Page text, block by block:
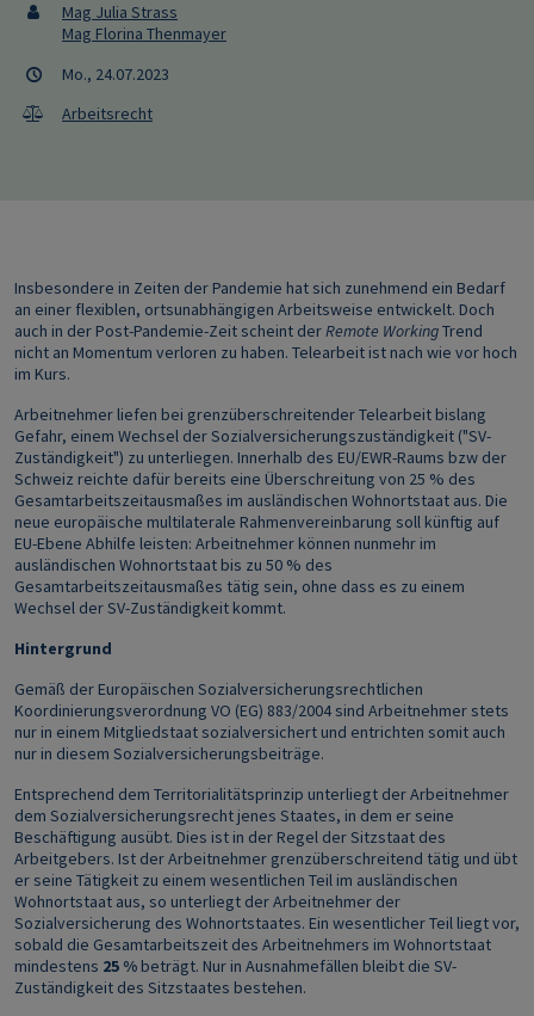
Mag Julia Strass
Mag Florina Thenmayer
Mo., 24.07.2023
Arbeitsrecht
Insbesondere in Zeiten der Pandemie hat sich zunehmend ein Bedarf
an einer flexiblen, ortsunabhängigen Arbeitsweise entwickelt. Doch
auch in der Post-Pandemie-Zeit scheint derRemote WorkingTrend
nicht an Momentum verloren zu haben. Telearbeit ist nach wie vor hoch
im Kurs.
Arbeitnehmer liefen bei grenzüberschreitender Telearbeit bislang
Gefahr, einem Wechsel der Sozialversicherungszuständigkeit ("SV-
Zuständigkeit") zu unterliegen. Innerhalb des EU/EWR-Raums bzw der
Schweiz reichte dafür bereits eine Überschreitung von 25 % des
Gesamtarbeitszeitausmaßes im ausländischen Wohnortstaat aus. Die
neue europäische multilaterale Rahmenvereinbarung soll künftig auf
EU-Ebene Abhilfe leisten: Arbeitnehmer können nunmehr im
ausländischen Wohnortstaat bis zu 50 % des
Gesamtarbeitszeitausmaßes tätig sein, ohne dass es zu einem
Wechsel der SV-Zuständigkeit kommt.
Hintergrund
Gemäß der Europäischen Sozialversicherungsrechtlichen
Koordinierungsverordnung VO (EG) 883/2004 sind Arbeitnehmer stets
nur in einem Mitgliedstaat sozialversichert und entrichten somit auch
nur in diesem Sozialversicherungsbeiträge.
Entsprechend dem Territorialitätsprinzip unterliegt der Arbeitnehmer
dem Sozialversicherungsrecht jenes Staates, in dem er seine
Beschäftigung ausübt. Dies ist in der Regel der Sitzstaat des
Arbeitgebers. Ist der Arbeitnehmer grenzüberschreitend tätig und übt
er seine Tätigkeit zu einem wesentlichen Teil im ausländischen
Wohnortstaat aus, so unterliegt der Arbeitnehmer der
Sozialversicherung des Wohnortstaates. Ein wesentlicher Teil liegt vor,
sobald die Gesamtarbeitszeit des Arbeitnehmers im Wohnortstaat
mindestens 25 % beträgt. Nur in Ausnahmefällen bleibt die SV-
Zuständigkeit des Sitzstaates bestehen.